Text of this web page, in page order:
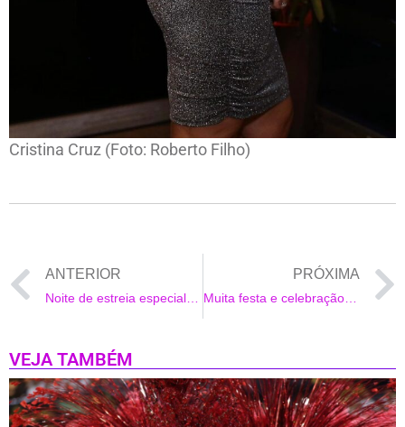
Cristina Cruz (Foto: Roberto Filho)
ANTERIOR PRÓXIMA
Muita festa e celebração na Clínica Vittorio Veneto
VEJA TAMBÉM